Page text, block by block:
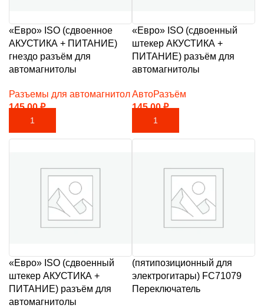
«Евро» ISO (сдвоенное
АКУСТИКА + ПИТАНИЕ)
гнездо разъём для
автомагнитолы
Разъемы для автомагнитол
145,00₽
В КОРЗИНУ
«Евро» ISO (сдвоенный
штекер АКУСТИКА +
ПИТАНИЕ) разъём для
автомагнитолы
АвтоРазъём
145,00₽
В КОРЗИНУ
«Евро» ISO (сдвоенный
штекер АКУСТИКА +
ПИТАНИЕ) разъём для
автомагнитолы
(пятипозиционный для
электрогитары) FC71079
Переключатель